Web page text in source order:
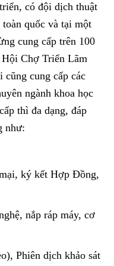
có đội dịch thuật
quốc và tại một
cung cấp trên 100
Chợ Triển Lãm
cung cấp các
ngành khoa học
thì đa dạng, đáp
như:
ký kết Hợp Đồng,
nắp ráp máy, cơ
Phiên dịch khảo sát